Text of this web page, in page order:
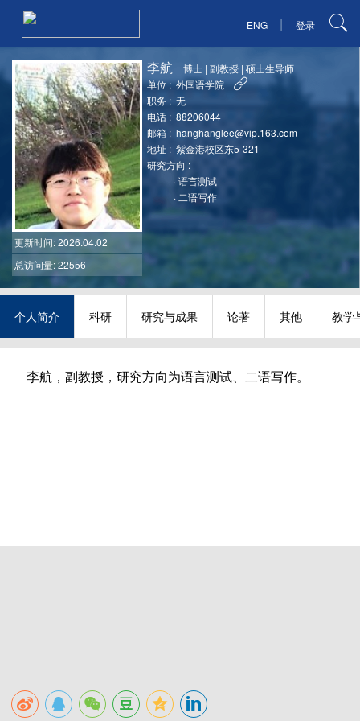
ENG | 登录
更新时间: 2026.04.02
总访问量: 22556
李航 博士 |副教授 |硕士生导师
单位 : 外国语学院
职务 : 无
电话 : 88206044
邮箱 : hanghanglee@vip.163.com
地址 : 紫金港校区东5-321
研究方向 :
·语言测试
· 二语写作
个人简介 科研 研究与成果 论著 其他 教学
李航，副教授，研究方向为语言测试、二语写作。